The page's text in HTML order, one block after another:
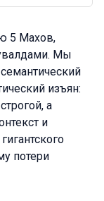
5 Махов,
Мы
изъян:
а
и
потери